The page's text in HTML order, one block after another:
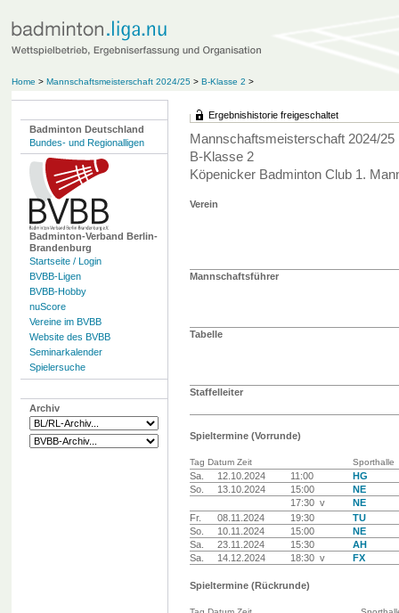
Home > Mannschaftsmeisterschaft 2024/25> B-Klasse 2 >
Badminton Deutschland
Bundes- und Regionalligen
Badminton-Verband Berlin-
Brandenburg
Startseite / Login
BVBB-Ligen
BVBB-Hobby
nuScore
Vereine im BVBB
Website des BVBB
Seminarkalender
Spielersuche
Archiv
Ergebnishistorie freigeschaltet
Mannschaftsmeisterschaft 2024/25
B-Klasse 2
Köpenicker Badminton Club 1.
Verein
Mannschaftsführer
Tabelle
Staffelleiter
Spieltermine (Vorrunde)
Tag Datum Zeit Sporthalle
Sa. 12.10.2024 11:00
HG
So.
13.10.2024 15:00
NE
17:30 v
NE
Fr.
08.11.2024 19:30
TU
So.
10.11.2024 15:00
NE
Sa.
23.11.2024 15:30
AH
Sa.
14.12.2024 18:30 v FX
Spieltermine (Rückrunde)